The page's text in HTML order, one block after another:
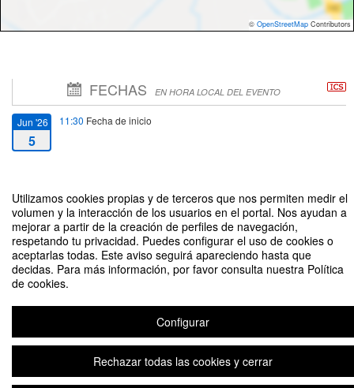
Utilizamos cookies propias y de terceros que nos permiten medir el
volumen y la interacción de los usuarios en el portal. Nos ayudan a
mejorar a partir de la creación de perfiles de navegación,
respetando tu privacidad. Puedes configurar el uso de cookies o
aceptarlas todas. Este aviso seguirá apareciendo hasta que
decidas. Para más información, por favor consulta nuestra Política
de cookies.
Configurar
Rechazar todas las cookies y cerrar
© OpenStreetMap Contributors
FECHAS EN HORA LOCAL DEL EVENTO
Jun '26
5
11:30 Fecha de inicio
5
Acto de Graduación Curso 2025-2026 [Escuela Técnica Superior de
Organizado por Unidad de Protocolo
Plataforma de organización de eventos Symposium